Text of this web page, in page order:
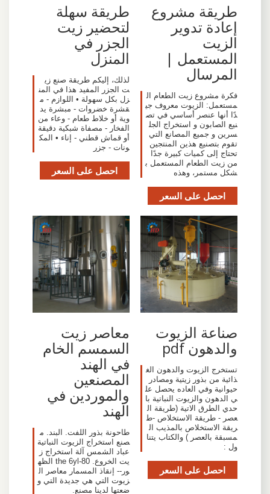
طريقة مشروع
إعادة تدوير
الزيت
المستعمل |
المرسال
فكرة مشروع زيت الطعام ال
مستعمل: الزيوت معروف جي
دًا أنها عنصر أساسي في تص
نيع الصابون و استخراج الجل
سرين و جميع المصانع التي
تقوم بتصنيع هذين المنتجين
تحتاج إلى كميات كبيرة جدًا
من زيت الطعام المستعمل ب
شكل مستمر، وهذه
احصل على السعر
طريقة سهلة
لتحضير زيت
الجزر في
المنزل
لذلك، إليكم طريقة صنع زي
ت الجزر المفيد هذا في المن
زل بكل سهولة • اللوازم - م
قشرة خضروات - مبشرة يد
وية أو خلاط طعام - وعاء من
الفخار - مصفاة شبكية دقيقة
أو قماش قطني - إناء • المك
ونات - جزر
احصل على السعر
صناعة الزيوت
والدهون pdf
تستخرج الزيوت والدهون الغ
ذائية من بذور زيتية ومصادر
حيوانية وفي العاده يحصل عل
ي الدهون والزيوت النباتية با
حدي الطرق الاتية (طريقة ال
عصر - طريقة الاستخلاص -ط
ريقة الاستخلاص بالمذيب ال
مسبقة بالعصر ) والكتاب يتنا
ول :
احصل على السعر
معاصر زيت
السمسم الخام
في الهند
المصنعين
والموردين في
الهند
طاحونة بذور اللفت. البند. م
صنع استخراج الزيوت النباتية
عباد الشمس آلة استخراج ز
يت الخروع. the 6yl-80 الظه
ور-- إنقاذ المسمار معاصر ال
زيوت التي هي جديدة التي و
ضعتها لدينا مصنع.